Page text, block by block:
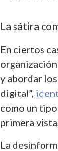
La sátira
En ciertos
y abordar
digital”,
como un
primera
La